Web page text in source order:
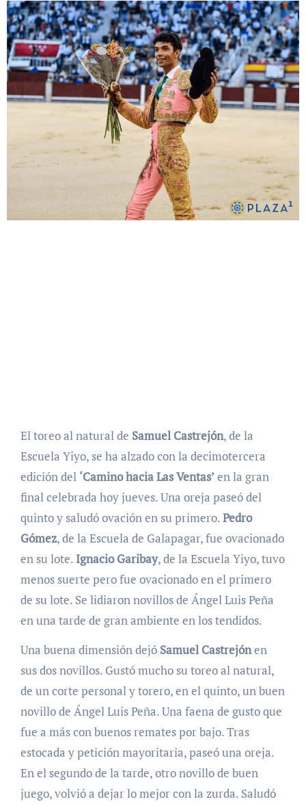
El toreo al natural de Samuel Castrejón, de la
Escuela Yiyo, se ha alzado con la decimotercera
edición del ‘Camino hacia Las Ventas’en la gran
final celebrada hoy jueves. Una oreja paseó del
quinto y saludó ovación en su primero.Pedro
Gómez, de la Escuela de Galapagar, fue ovacionado
en su lote.Ignacio Garibay, de la Escuela Yiyo, tuvo
menos suerte pero fue ovacionado en el primero
de su lote. Se lidiaron novillos de Ángel Luis Peña
en una tarde de gran ambiente en los tendidos.
Una buena dimensión dejó Samuel Castrejónen
sus dos novillos. Gustó mucho su toreo al natural,
de un corte personal y torero, en el quinto, un buen
novillo de Ángel Luis Peña. Una faena de gusto que
fue a más con buenos remates por bajo. Tras
estocada y petición mayoritaria, paseó una oreja.
En el segundo de la tarde, otro novillo de buen
juego, volvió a dejar lo mejor con la zurda. Saludó